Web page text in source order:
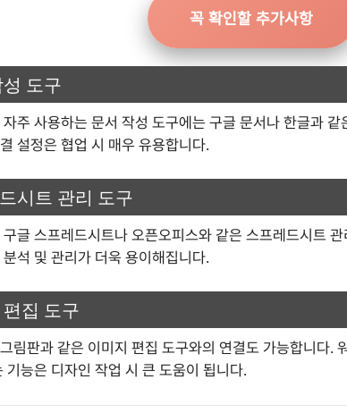
꼭 확인할 추가사항
도구
주 사용하는 문서 작성 도구에는 구글 문서나 한글과
설정은 협업 시 매우 유용합니다.
시트 관리 도구
글 스프레드시트나 오픈오피스와 같은 스프레드시트
석 및 관리가 더욱 용이해집니다.
집 도구
림판과 같은 이미지 편집 도구와의 연결도 가능합니다.
기능은 디자인 작업 시 큰 도움이 됩니다.